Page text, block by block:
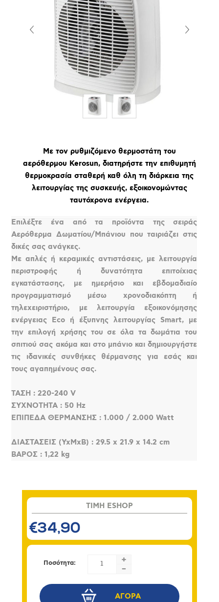
Με τον ρυθμιζόμενο θερμοστάτη του
αερόθερμου Kerosun, διατηρήστε την επιθυμητή
θερμοκρασία σταθερή καθ όλη τη διάρκεια της
λειτουργίας της συσκευής, εξοικονομώντας
ταυτόχρονα ενέργεια.
Επιλέξτε ένα από τα προϊόντα της σειράς
Αερόθερμα Δωματίου/Μπάνιου που ταιριάζει στις
δικές σας ανάγκες.
Με απλές ή κεραμικές αντιστάσεις, με λειτουργία
περιστροφής ή δυνατότητα επιτοίχιας
εγκατάστασης, με ημερήσιο και εβδομαδιαίο
προγραμματισμό μέσω χρονοδιακόπτη ή
τηλεχειριστήριο, με λειτουργία εξοικονόμησης
ενέργειας Eco ή έξυπνης λειτουργίας Smart, με
την επιλογή χρήσης του σε όλα τα δωμάτια του
σπιτιού σας ακόμα και στο μπάνιο και δημιουργήστε
τις ιδανικές συνθήκες θέρμανσης για εσάς και
τους αγαπημένους σας.
ΤΑΣΗ : 220-240 V
ΣΥΧΝOΤΗΤΑ : 50 Hz
ΕΠIΠΕΔΑ ΘEΡΜΑΝΣΗΣ : 1.000 / 2.000 Watt
ΔΙΑΣΤΑΣΕΙΣ (YxMxB) : 29.5 x 21.9 x 14.2 cm
ΒΑΡΟΣ : 1,22 kg
TIMH ESHOP
€34,90
Ποσότητα:
+
-